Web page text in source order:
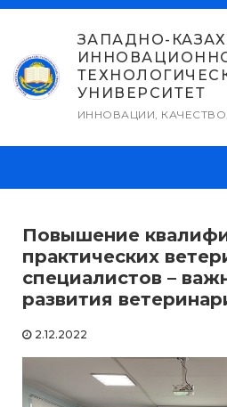
Перейти
содержимому
ЗАПАДНО-
УНИВЕРСИТЕТ
ИННОВАЦИИ,
Повышение
практических
специалистов –
развития
2.12.2022